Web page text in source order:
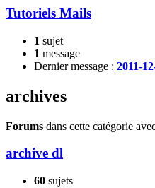
Tutoriels Mails
1 sujet
1 message
Dernier message : 2011-
archives
Forums dans cette catégorie
archive dl
60 sujets